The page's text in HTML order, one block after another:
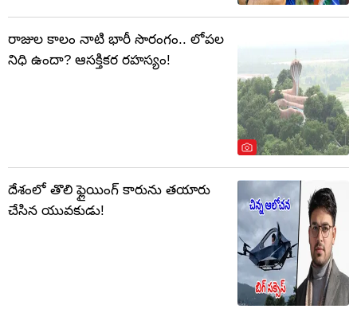
రాజుల కాలం నాటి భారీ సొరంగం.. లోపల
నిధి ఉందా? ఆసక్తికర రహస్యం!
దేశంలో తొలి ఫ్లైయింగ్‌ కారును తయారు
చేసిన యువకుడు!